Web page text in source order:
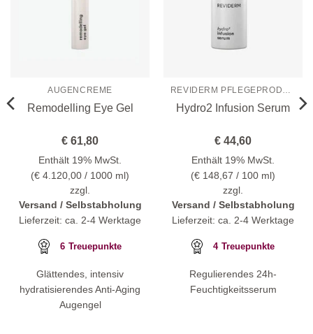
AUGENCREME
Remodelling Eye Gel
€ 61,80
Enthält 19% MwSt.
(€ 4.120,00/ 1000 ml)
zzgl.
Versand / Selbstabholung
Lieferzeit: ca. 2-4 Werktage
6 Treuepunkte
Glättendes, intensiv
hydratisierendes Anti-Aging
Augengel
Hydro2 Infusion Serum
€ 44,60
Enthält 19% MwSt.
(€ 148,67 / 100 ml)
zzgl.
Versand / Selbstabholung
Lieferzeit: ca. 2-4 Werktage
4 Treuepunkte
Regulierendes 24h-
Feuchtigkeitsserum